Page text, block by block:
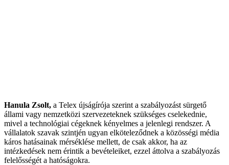
Hanula Zsolt, a Telex újságírója szerint a szabályozást sürgető
állami vagy nemzetközi szervezeteknek szükséges cselekednie,
mivel a technológiai cégeknek kényelmes a jelenlegi rendszer. A
vállalatok szavak szintjén ugyan elköteleződnek a közösségi média
káros hatásainak mérséklése mellett, de csak akkor, ha az
intézkedések nem érintik a bevételeiket, ezzel áttolva a szabályozás
felelősségét a hatóságokra.